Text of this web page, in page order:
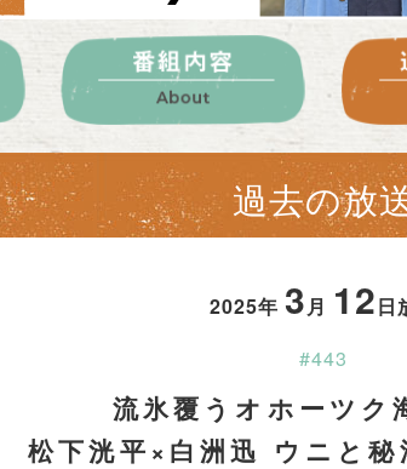
過去の放
2025年 3月 12日
#443
流氷覆うオホーツク
松下洸平×白洲迅 ウニと